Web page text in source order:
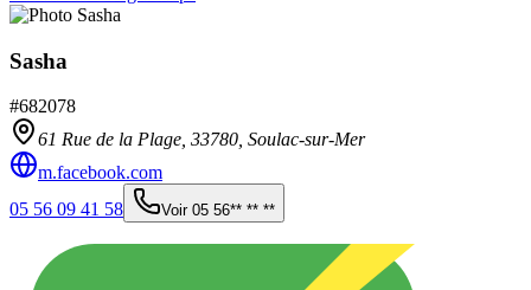
Sasha
#682078
61 Rue de la Plage, 33780 Soulac-sur-Mer
m.facebook.com
05 56 09 41 58
Voir 05 56** ** **